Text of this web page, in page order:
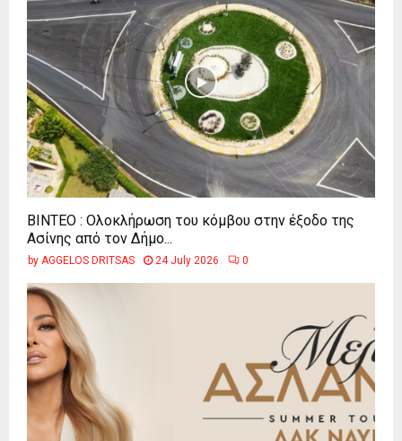
ΒΙΝΤΕΟ : Ολοκλήρωση του κόμβου στην έξοδο της
Ασίνης από τον Δήμο...
by AGGELOS DRITSAS 24 July 2026 0